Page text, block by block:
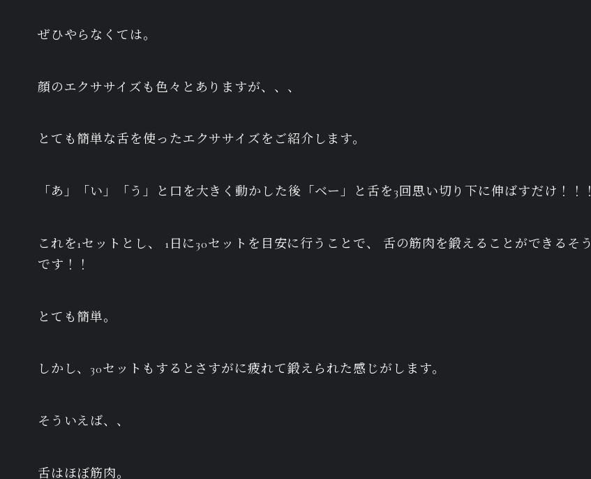
ぜひやらなくては。
顔のエクササイズも色々とありますが、、、
とても簡単な舌を使ったエクササイズをご紹介します。
「あ」「い」「う」と口を大きく動かした後「ベー」と舌を3回思い切り下に伸ばすだけ！！！
これを1セットとし、 1日に30セットを目安に行うことで、 舌の筋肉を鍛えることができるそう
です！！
とても簡単。
しかし、30セットもするとさすがに疲れて鍛えられた感じがします。
そういえば、、
舌はほぼ筋肉。